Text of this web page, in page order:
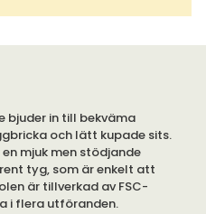
bjuder in till bekväma
och lätt kupade sits.
mjuk men stödjande
tyg, som är enkelt att
är tillverkad av FSC-
i flera utföranden.